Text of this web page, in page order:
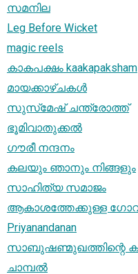
സമനില
Leg Before Wicket
magic reels
കാകപക്ഷം kaakapaksham
മായക്കാഴ്ചകള്‍
സുസ്‌മേഷ്‌ ചന്ത്രോത്ത്‌
ഭൂമിവാതുക്കല്‍
ഗൗരീ നന്ദനം
കലയും ഞാനും നിങ്ങളും
സാഹിത്യ സമാജം
ആകാശത്തേക്കുള്ള
Priyanandanan
സാബുഷണ്മുഖത്തിന്റെ
ചാമ്പല്‍